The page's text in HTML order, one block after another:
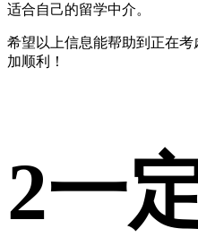
适合自己的留学中介。
希望以上信息能帮助到正在
加顺利！
2一